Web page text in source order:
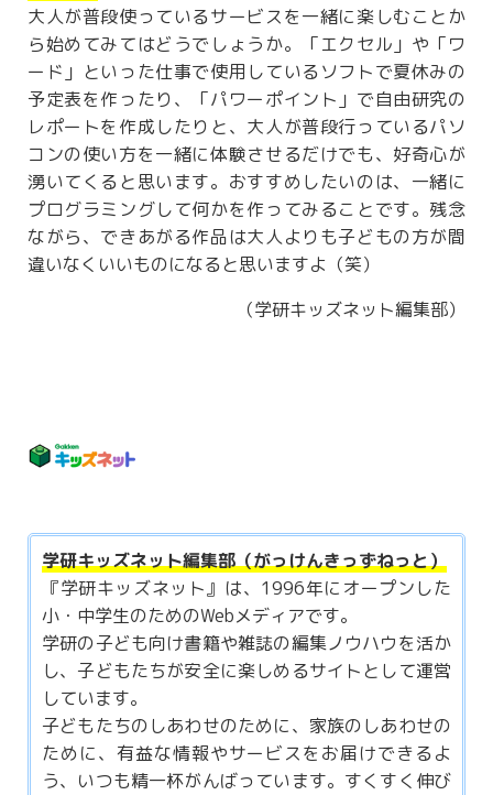
大人が普段使っているサービスを一緒に楽しむことか
ら始めてみてはどうでしょうか。「エクセル」や「ワ
ード」といった仕事で使用しているソフトで夏休みの
予定表を作ったり、「パワーポイント」で自由研究の
レポートを作成したりと、大人が普段行っているパソ
コンの使い方を一緒に体験させるだけでも、好奇心が
湧いてくると思います。おすすめしたいのは、一緒に
プログラミングして何かを作ってみることです。残念
ながら、できあがる作品は大人よりも子どもの方が間
違いなくいいものになると思いますよ（笑）
（学研キッズネット編集部）
学研キッズネット編集部（がっけんきっずねっと）
『学研キッズネット』は、1996年にオープンした
小・中学生のためのWebメディアです。
学研の子ども向け書籍や雑誌の編集ノウハウを活か
し、子どもたちが安全に楽しめるサイトとして運営
しています。
子どもたちのしあわせのために、家族のしあわせの
ために、有益な情報やサービスをお届けできるよ
う、いつも精一杯がんばっています。すくすく伸び